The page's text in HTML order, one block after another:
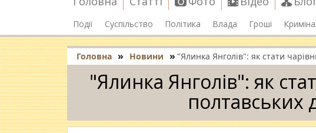
Події Суспільство Політика Влада Гроші
Головна » Новини » "Ялинка Янголів": як стати
"Ялинка Янголів": як
полтавських